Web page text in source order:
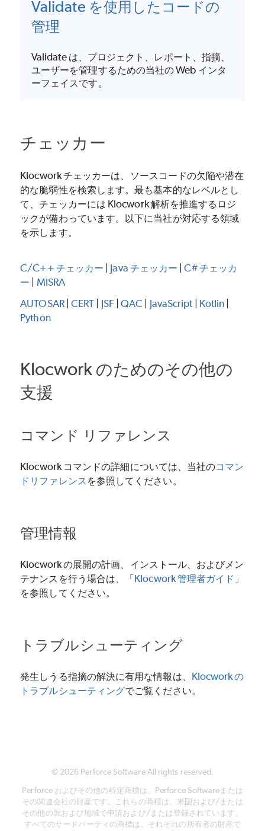
Validate を使用したコードの
管理
Validate は、プロジェクト、レポート、指摘、
ユーザーを管理するための当社の Web インタ
ーフェイスです。
チェッカー
Klocworkチェッカーは、ソースコードの欠陥や潜在
的な脆弱性を検索します。最も基本的なレベルとし
て、チェッカーには Klocwork解析を推進するロジ
ックが備わっています。以下に当社が対応する領域
を示します。
C/C++ チェッカー Java チェッカー |C# チェッカ
ー
MISRA
AUTOSAR|CERT JSF |QAC JavaScript| Kotlin
Python
Klocworkのためのその他の
支援
コマンド リファレンス
Klocworkコマンドの詳細については、当社のコマン
ドリファレンス を参照してください。
管理情報
Klocworkの展開の計画、インストール、およびメン
テナンスを行う場合は、「Klocwork管理者ガイド 」
を参照してください。
トラブルシューティング
発生しうる指摘の解決に有用な情報は、 Klocworkの
トラブルシューティングでご覧ください。
© 2026 Perforce SoftwareAll rights reserved.
Perforceおよびその他の特定商標は、 Perforce Softwareまたは
その関連会社の財産です。これらの商標は、米国および/または
その他の国および地域で申請および/または登録されています。
すべてのサードパーティの商標は、それぞれの所有者の財産で